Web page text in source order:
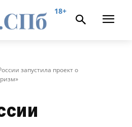
18+
запустила проект о